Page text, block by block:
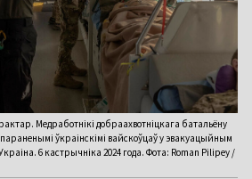
Медработнікі добраахвотніцкага батальёну
ўкраінскімі вайскоўцаў у эвакуацыйным
6 кастрычніка 2024 года. Фота: Roman Pilipey /